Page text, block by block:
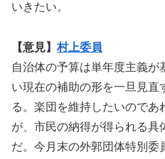
いきたい。
【意見】村上委員
自治体の予算は単年度主義
い現在の補助の形を一旦見直
る。楽団を維持したいのであ
が、市民の納得が得られる具
だ。今月末の外郭団体特別委